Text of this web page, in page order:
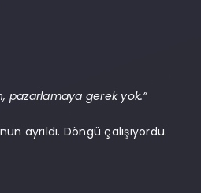
pazarlamaya gerek yok.”
ayrıldı. Döngü çalışıyordu.